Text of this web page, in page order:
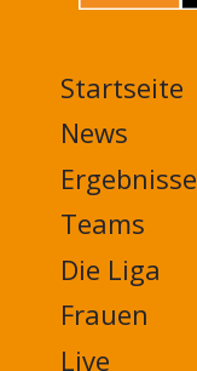
MAIN
NAVIGATION
FOOTER
Startseite
News
Ergebnisse
Teams
Die Liga
Frauen
Live